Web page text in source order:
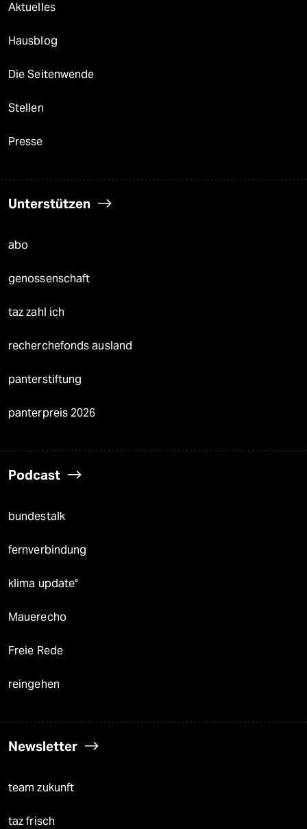
Aktuelles
Hausblog
Die Seitenwende
Stellen
Presse
Unterstützen
abo
genossenschaft
taz zahl ich
recherchefonds ausland
panterstiftung
panterpreis 2026
Podcast
bundestalk
fernverbindung
klima update°
Mauerecho
Freie Rede
reingehen
Newsletter
team zukunft
taz frisch